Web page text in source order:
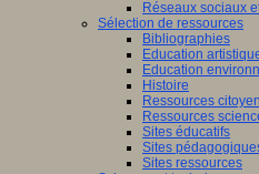
Réseaux sociaux
Sélection de ressources
Bibliographies
Education
Education
Histoire
Ressources
Ressources
Sites éducatifs
Sites
Sites ressources